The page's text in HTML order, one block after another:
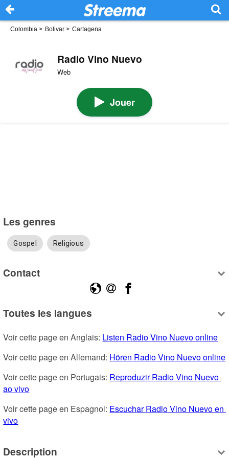
Colombia > Bolivar > Cartagena
Radio Vino Nuevo
Web
Jouer
Les genres
Gospel Religious
Contact
Toutes les langues
Voir cette page en Anglais: Listen Radio Vino Nuevo online
Voir cette page en Allemand: Hören Radio Vino Nuevo online
Voir cette page en Portugais: Reproduzir Radio Vino Nuevo
ao vivo
Voir cette page en Espagnol: Escuchar Radio Vino Nuevo en
vivo
Description